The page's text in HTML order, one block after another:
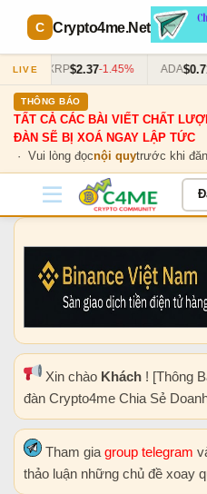
Crypto4me.Net
LIVE XRP$2.37-1.45% ADA
THÔNG BÁO
TẤT CẢ CÁC BÀI VIẾT CHẤT
ĐÀN SẼ BỊ XOÁ NGAY LẬP TỨC
· Vui lòng đọcnội quytrước khi
Xin chào Khách ! [Thông
đàn Crypto4me Chia Sẻ
Tham gia group telegram
thảo luận những chủ đề xoay